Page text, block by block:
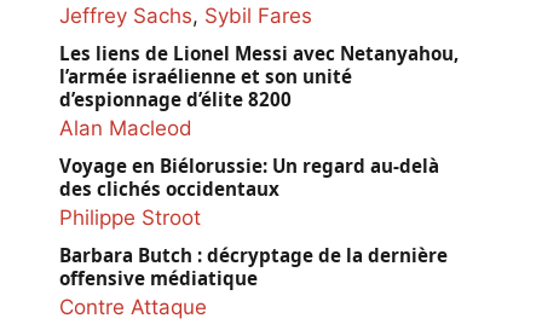
Jeffrey Sachs, Sybil Fares
Les liens de Lionel Messi avec Netanyahou,
l’armée israélienne et son unité
d’espionnage d’élite 8200
Alan Macleod
Voyage en Biélorussie: Un regard au-delà
des clichés occidentaux
Philippe Stroot
Barbara Butch : décryptage de la dernière
offensive médiatique
Contre Attaque